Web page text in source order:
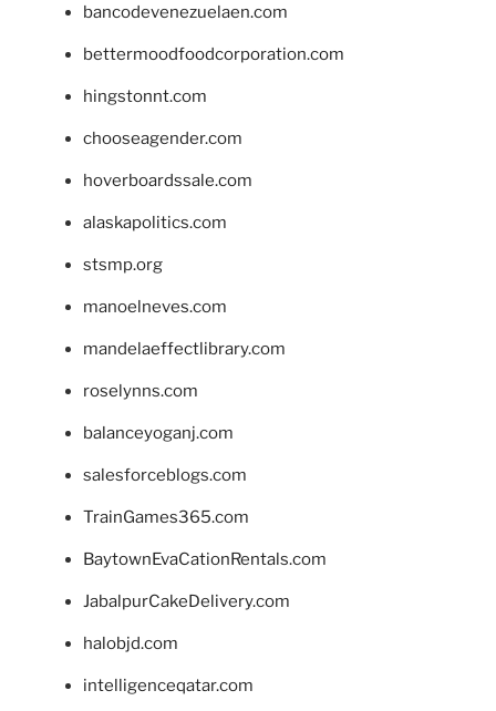
bancodevenezuelaen.com
bettermoodfoodcorporation.com
hingstonnt.com
chooseagender.com
hoverboardssale.com
alaskapolitics.com
stsmp.org
manoelneves.com
mandelaeffectlibrary.com
roselynns.com
balanceyoganj.com
salesforceblogs.com
TrainGames365.com
BaytownEvaCationRentals.com
JabalpurCakeDelivery.com
halobjd.com
intelligenceqatar.com